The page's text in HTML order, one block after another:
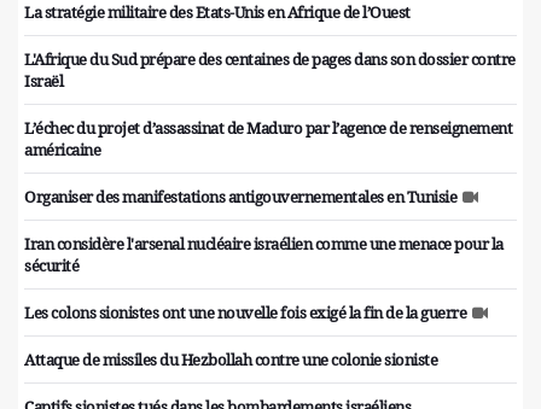
La stratégie militaire des Etats-Unis en Afrique de l’Ouest
L'Afrique du Sud prépare des centaines de pages dans son dossier contre
Israël
L’échec du projet d’assassinat de Maduro par l’agence de renseignement
américaine
Organiser des manifestations antigouvernementales en Tunisie
Iran considère l'arsenal nucléaire israélien comme une menace pour la
sécurité
Les colons sionistes ont une nouvelle fois exigé la fin de la guerre
Attaque de missiles du Hezbollah contre une colonie sioniste